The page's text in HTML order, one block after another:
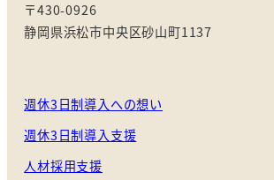
〒430-0926
静岡県浜松市中央区砂山町1137
週休3日制導入への想い
週休3日制導入支援
人材採用支援